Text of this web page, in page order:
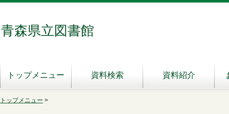
青森県立図書館
トップメニュー 資料検索 資料紹介
トップメニュー >